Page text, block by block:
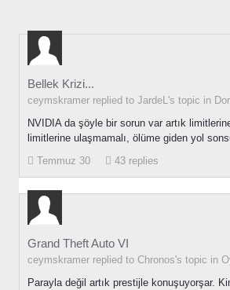
Bellek Krizi...
ceymskramer replied to JardeL's topic in
NVIDIA da şöyle bir sorun var artık
limitlerine ulaşmamalı, ölüme giden yol
Temmuz 30
43 replies
Grand Theft Auto VI
ceymskramer replied to Chronos's topic in
Parayla değil artık prestijle konuşuyorşar.